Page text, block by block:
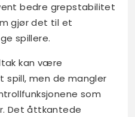
bedre grepstabilitet
gjør det til et
spillere.
kan være
spill, men de mangler
som
Det åttkantede